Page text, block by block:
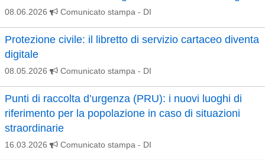
08.06.2026 Comunicato stampa - DI
Protezione civile: il libretto di servizio cartaceo diventa
digitale
08.05.2026 Comunicato stampa - DI
Punti di raccolta d’urgenza (PRU): i nuovi luoghi di
riferimento per la popolazione in caso di situazioni
straordinarie
16.03.2026 Comunicato stampa - DI